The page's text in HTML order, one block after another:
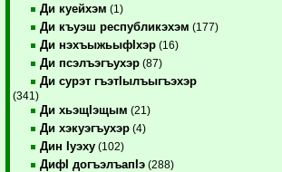
Ди куейхэм (1)
Ди къуэш республикэхэм (177)
Ди нэхъыжьыфIхэр (16)
Ди псэлъэгъухэр (87)
Ди сурэт гъэтIылъыгъэхэр
(341)
Ди хьэщIэщым (21)
Ди хэкуэгъухэр (4)
Дин Iуэху (102)
ДифI догъэлъапIэ (288)